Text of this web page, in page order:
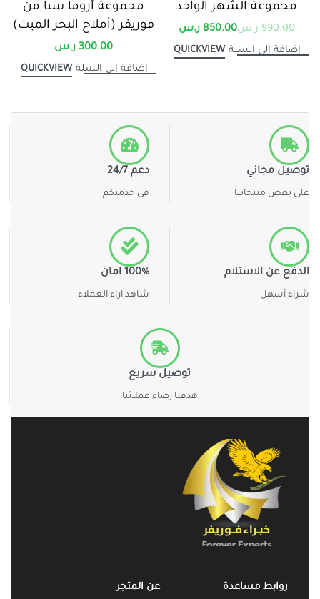
مجموعة الشهر الواحد
990.00 ر.س850.00 ر.س
إضافة إلى السلة QUICKVIEW
مجموعة أروما سبا من
فوريفر (أملاح البحر الميت)
300.00 ر.س
إضافة إلى السلة QUICKVIEW
توصيل مجاني
على بعض منتجاتنا
دعم 24/7
فى خدمتكم
الدفع عن الاستلام
شراء أسهل
100% امان
شاهد اراء العملاء
توصيل سريع
هدفنا رضاء عملائنا
روابط مساعدة عن المتجر